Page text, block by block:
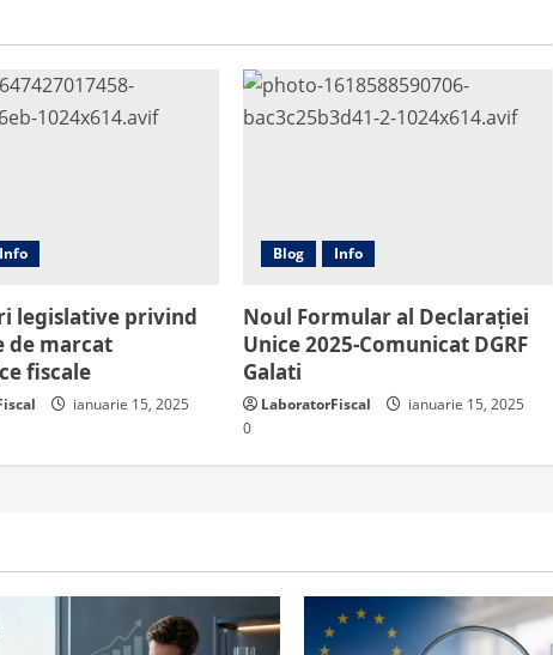
Info
legislative privind
de marcat
fiscale
ianuarie 15, 2025
Blog Info
Noul Formular al Declarației
Unice 2025-Comunicat DGRF
Galati
LaboratorFiscal
ianuarie 15, 2025
0